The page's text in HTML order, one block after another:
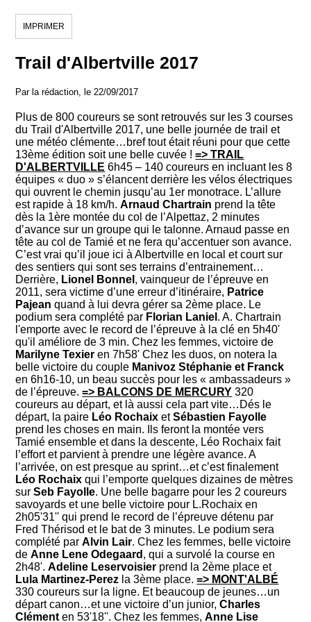
IMPRIMER
Trail d'Albertville 2017
Par la rédaction, le 22/09/2017
Plus de 800 coureurs se sont retrouvés sur les 3 courses
du Trail d'Albertville 2017, une belle journée de trail et
une météo clémente…bref tout était réuni pour que cette
13ème édition soit une belle cuvée !=> TRAIL
D'ALBERTVILLE 6h45 – 140 coureurs en incluant les 8
équipes « duo » s’élancent derrière les vélos électriques
qui ouvrent lechemin jusqu’au 1er monotrace. L’allure
est rapide à 18 km/h.Arnaud Chartrain prend la tête
dès la 1ère montée du col de l’Alpettaz, 2 minutes
d’avance sur un groupe qui le talonne. Arnaud passe en
tête au col de Tamié et ne fera qu’accentuer son avance.
C’est vrai qu’il joue ici à Albertville en local et court sur
des sentiers qui sont ses terrains d’entrainement…
Derrière, Lionel Bonnel , vainqueur de l’épreuve en
2011, sera victime d’une erreur d’itinéraire, Patrice
Pajean quand à lui devra gérer sa 2ème place. Le
podium sera complété par Florian Laniel . A. Chartrain
l'emporte avec le record de l’épreuve à la clé en 5h40'
qu'il améliore de 3 min. Chez les femmes, victoire de
Marilyne Texier en 7h58' Chez les duos, on notera la
belle victoire du couple Manivoz Stéphanie et Franck
en 6h16-10, un beau succès pour les « ambassadeurs »
de l’épreuve.=> BALCONS DE MERCURY 320
coureurs au départ, et là aussi cela part vite…Dés le
départ, la paire Léo Rochaix etSébastien Fayolle
prend les choses en main. Ils feront la montée vers
Tamié ensemble et dans la descente, Léo Rochaix fait
l’effort et parvient à prendre une légère avance. A
l’arrivée, on est presque au sprint…et c’est finalement
Léo Rochaix qui l’emporte quelques dizaines de mètres
surSeb Fayolle. Une belle bagarre pour les 2 coureurs
savoyards et une belle victoire pour L.Rochaix en
2h05'31'' qui prend le record de l’épreuve détenu par
Fred Thérisod et le bat de 3 minutes. Le podium sera
complété parAlvin Lair. Chez les femmes, belle victoire
deAnne Lene Odegaard , qui a survolé la course en
2h48'.Adeline Leservoisier prend la 2ème place et
Lula Martinez-Perez la 3ème place.=> MONT'ALBÉ
330 coureurs sur la ligne. Et beaucoup de jeunes…un
départ canon…et une victoire d’un junior,Charles
Clément en 53'18''. Chez les femmes,Anne Lise